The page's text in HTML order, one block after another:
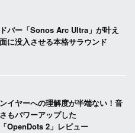
バー「Sonos Arc Ultra」が叶え
に没入させる本格サラウンド
イヤーへの理解度が半端ない！音
もパワーアップした
OpenDots 2」レビュー